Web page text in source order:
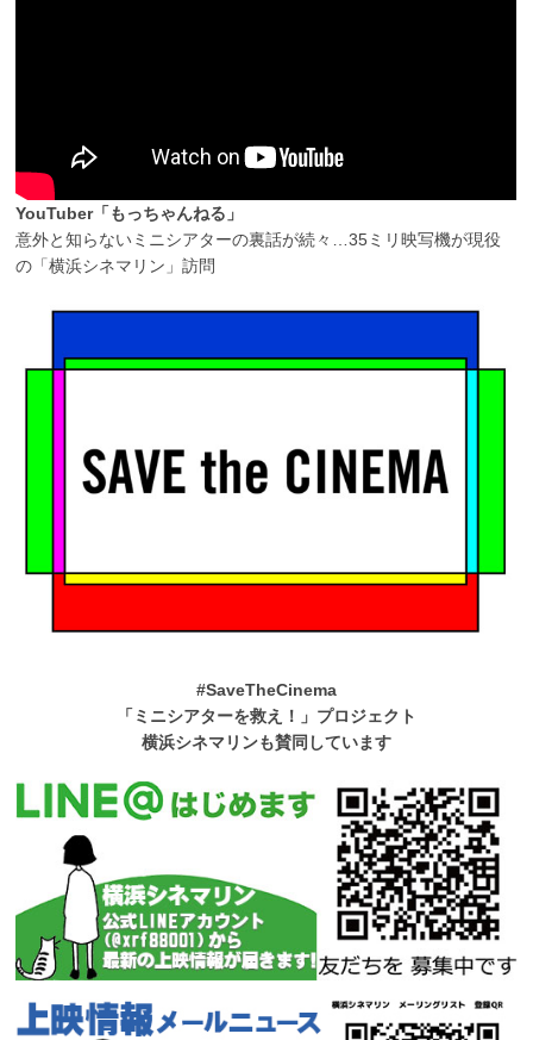
YouTuber「もっちゃんねる」
意外と知らないミニシアターの裏話が続々…35ミリ映写機が現役
の「横浜シネマリン」訪問
#SaveTheCinema
「ミニシアターを救え！」プロジェクト
横浜シネマリンも賛同しています